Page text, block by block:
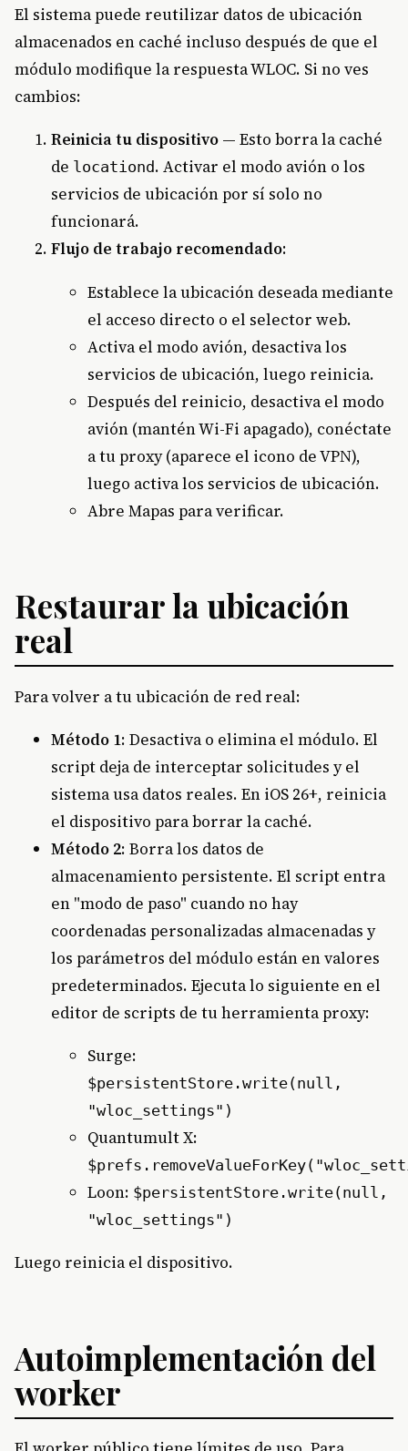
El sistema puede reutilizar datos de ubicación
almacenados en caché incluso después de que el
módulo modifique la respuesta WLOC. Si no ves
cambios:
Reinicia tu dispositivo — Esto borra la caché
de locationd. Activar el modo avión o los
servicios de ubicación por sí solo no
funcionará.
Flujo de trabajo recomendado:
Establece la ubicación deseada mediante
el acceso directo o el selector web.
Activa el modo avión, desactiva los
servicios de ubicación, luego reinicia.
Después del reinicio, desactiva el modo
avión (mantén Wi-Fi apagado), conéctate
a tu proxy (aparece el icono de VPN),
luego activa los servicios de ubicación.
Abre Mapas para verificar.
Restaurar la ubicación
real
Para volver a tu ubicación de red real:
Método 1: Desactiva o elimina el módulo. El
script deja de interceptar solicitudes y el
sistema usa datos reales. En iOS 26+, reinicia
el dispositivo para borrar la caché.
Método 2: Borra los datos de
almacenamiento persistente. El script entra
en "modo de paso" cuando no hay
coordenadas personalizadas almacenadas y
los parámetros del módulo están en valores
predeterminados. Ejecuta lo siguiente en el
editor de scripts de tu herramienta proxy:
Surge:
$persistentStore.write(null,
"wloc_settings")
Quantumult X:
Loon: $persistentStore.write(null,
"wloc_settings")
Luego reinicia el dispositivo.
Autoimplementación del
worker